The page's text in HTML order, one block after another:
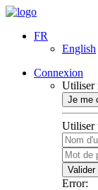
FR
English
Connexion
Utiliser
Je me
Utiliser
Valider
Error: